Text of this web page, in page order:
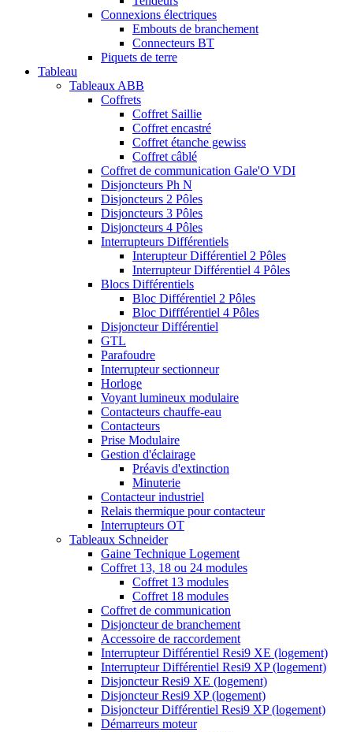
Connexions électriques
Embouts de branchement
Connecteurs BT
Piquets de terre
Tableau
Tableaux ABB
Coffrets
Coffret Saillie
Coffret encastré
Coffret étanche gewiss
Coffret câblé
Coffret de communication Gale'O VDI
Disjoncteurs Ph N
Disjoncteurs 2 Pôles
Disjoncteurs 3 Pôles
Disjoncteurs 4 Pôles
Interrupteurs Différentiels
Interupteur Différentiel 2 Pôles
Interrupteur Différentiel 4 Pôles
Blocs Différentiels
Bloc Différentiel 2 Pôles
Bloc Diffférentiel 4 Pôles
Disjoncteur Différentiel
GTL
Parafoudre
Interrupteur sectionneur
Horloge
Voyant lumineux modulaire
Contacteurs chauffe-eau
Contacteurs
Prise Modulaire
Gestion d'éclairage
Préavis d'extinction
Minuterie
Contacteur industriel
Relais thermique pour contacteur
Interrupteurs OT
Tableaux Schneider
Gaine Technique Logement
Coffret 13, 18 ou 24 modules
Coffret 13 modules
Coffret 18 modules
Coffret de communication
Disjoncteur de branchement
Accessoire de raccordement
Interrupteur Différentiel Resi9 XE (logement)
Interrupteur Différentiel Resi9 XP (logement)
Disjoncteur Resi9 XE (logement)
Disjoncteur Resi9 XP (logement)
Disjoncteur Différentiel Resi9 XP (logement)
Démarreurs moteur